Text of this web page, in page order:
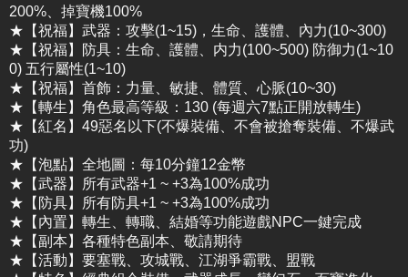
200%、掉寶機100%
★【祝福】武器：攻擊(1~15)，生命、護體、內力(10~300)
★【祝福】防具：生命、護體、内力(100~500) 防御力(1~10
0) 五行屬性(1~10)
★【祝福】首飾：力量、敏捷、體質、心脈(10~30)
★【轉生】角色最高等級：130 (每週六7點正開放轉生)
★【紅名】49惡名以下(不爆裝備、不會被搶奪裝備、不爆武
功)
★【泡點】全地圖：每10分鐘12金幣
★【武器】所有武器+1 ~ +3為100%成功
★【防具】所有防具+1 ~ +3為100%成功
★【內置】轉生、轉職、結婚等功能遊戲NPC一鍵完成
★【副本】各種特色副本、敬請期待
★【活動】要塞戰、攻城戰、江湖爭霸戰、盟戰